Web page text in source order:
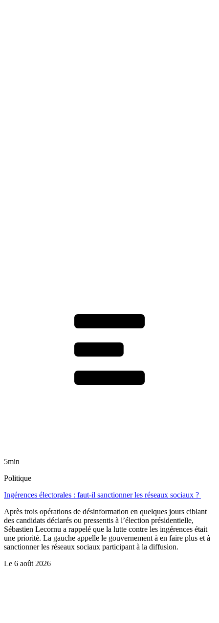
5min
Politique
Ingérences électorales : faut-il sanctionner les réseaux sociaux ?
Après trois opérations de désinformation en quelques jours ciblant
des candidats déclarés ou pressentis à l’élection présidentielle,
Sébastien Lecornu a rappelé que la lutte contre les ingérences était
une priorité. La gauche appelle le gouvernement à en faire plus et à
sanctionner les réseaux sociaux participant à la diffusion.
Le 6 août 2026